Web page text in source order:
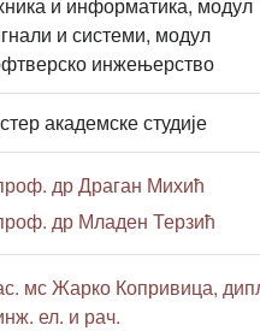
и системи, модул
инжењерство
академске студије
др Драган Михић
др Младен Терзић
мс Жарко Копривица,
ел. и рач.